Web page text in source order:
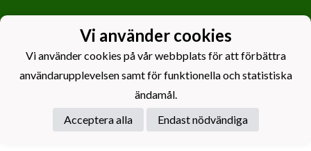
Powered by
Vi använder cookies
Vi använder cookies på vår webbplats för att förbättra
användarupplevelsen samt för funktionella och statistiska
ändamål.
Acceptera alla
Endast nödvändiga